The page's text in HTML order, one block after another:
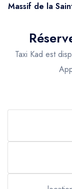
Massif de la
Taxi Kad est